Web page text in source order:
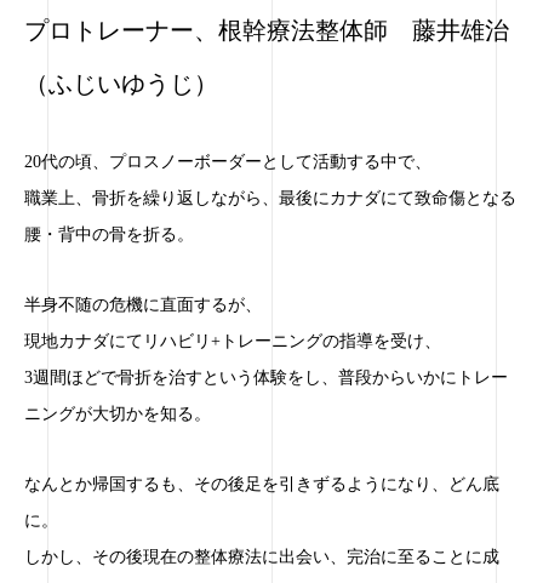
プロトレーナー、根幹療法整体師 藤井雄治
（ふじいゆうじ）
20代の頃、プロスノーボーダーとして活動する中で、
職業上、骨折を繰り返しながら、最後にカナダにて致命傷となる
腰・背中の骨を折る。
半身不随の危機に直面するが、
現地カナダにてリハビリ+トレーニングの指導を受け、
3週間ほどで骨折を治すという体験をし、普段からいかにトレー
ニングが大切かを知る。
なんとか帰国するも、その後足を引きずるようになり、どん底
に。
しかし、その後現在の整体療法に出会い、完治に至ることに成